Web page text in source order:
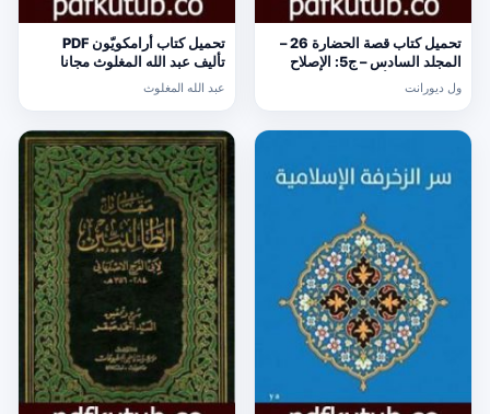
تحميل كتاب قصة الحضارة 26 –
المجلد السادس – ج5: الإصلاح
مجانا [كامل]
ول ديورانت
تحميل كتاب أرامكويّون PDF
تأليف عبد الله المغلوث مجانا
[كامل]
عبد الله المغلوث